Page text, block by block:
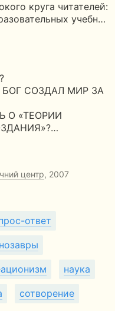
круга читателей:
учебн…
БОГ СОЗДАЛ МИР ЗА
О «ТЕОРИИ
центр, 2007
ответ
наука
сотворение